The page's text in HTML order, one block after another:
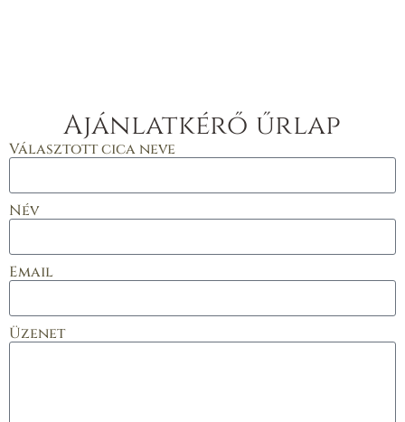
Ajánlatkérő űrlap
Választott cica neve
Név
Email
Üzenet